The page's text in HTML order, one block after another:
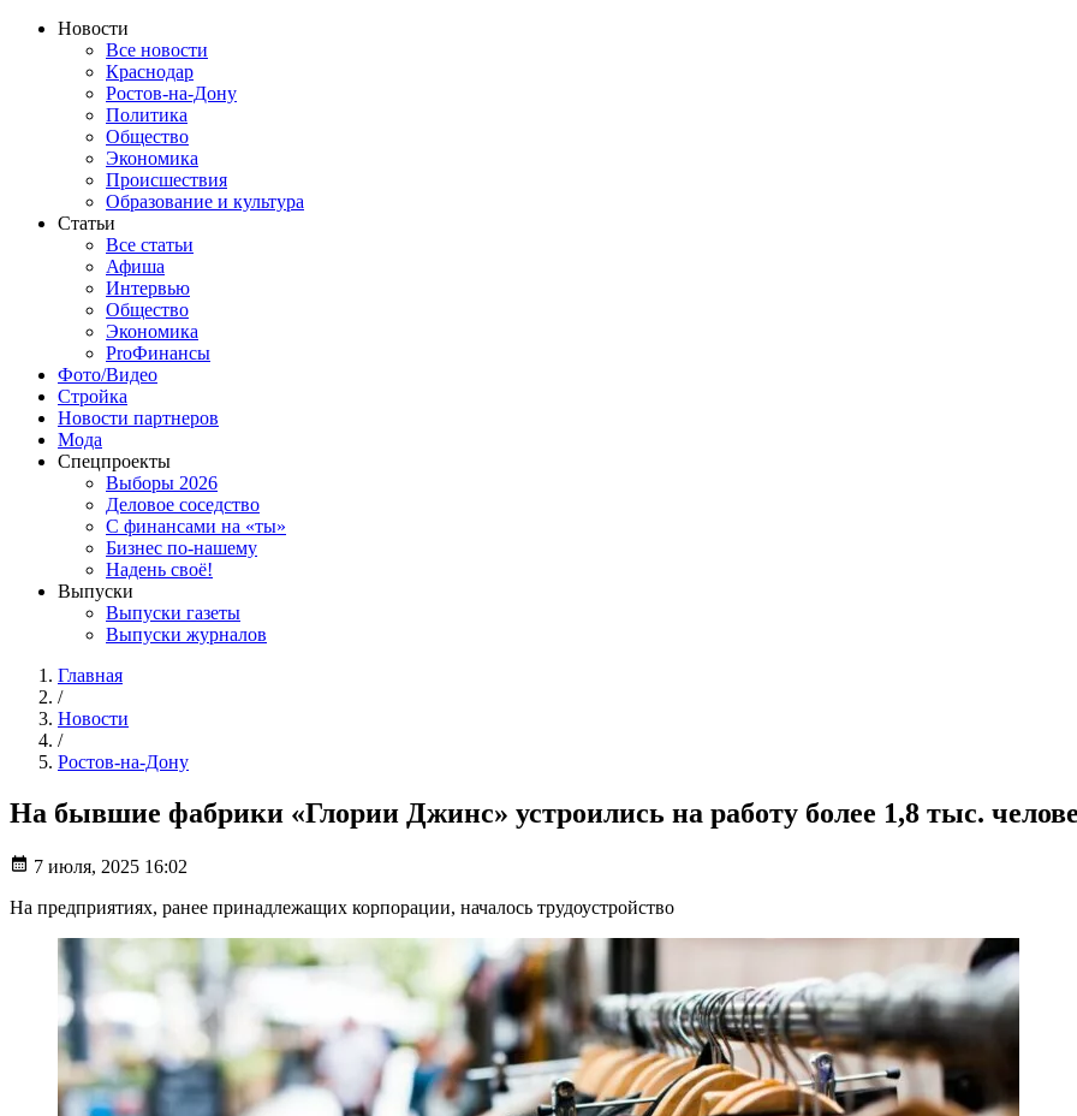
Новости
Все новости
Краснодар
Ростов-на-Дону
Политика
Общество
Экономика
Происшествия
Образование и культура
Статьи
Все статьи
Афиша
Интервью
Общество
Экономика
ProФинансы
Фото/Видео
Стройка
Новости партнеров
Мода
Спецпроекты
Выборы 2026
Деловое соседство
С финансами на «ты»
Бизнес по-нашему
Надень своё!
Выпуски
Выпуски газеты
Выпуски журналов
Главная
/
Новости
/
Ростов-на-Дону
На бывшие фабрики «Глории Джинс» устроились на работу более 1,8 тыс.
7 июля, 2025 16:02
На предприятиях, ранее принадлежащих корпорации, началось трудоустройство